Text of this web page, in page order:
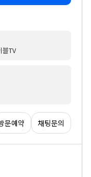
블TV
문예약 채팅문의